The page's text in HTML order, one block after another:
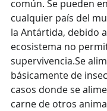
común. Se pueden
cualquier país del
la Antártida, debido
ecosistema no
supervivencia.Se
básicamente de
casos donde se
carne de otros